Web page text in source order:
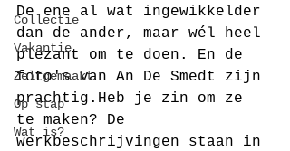
Collectie
Vakantie
Zelfgemaakt
Op stap
Wat is?
De ene al wat ingewikkelder
dan de ander, maar wél heel
plezant om te doen. En de
foto's van An De Smedt zijn
prachtig.Heb je zin om ze
te maken? De
werkbeschrijvingen staan in